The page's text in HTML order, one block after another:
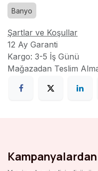
Banyo
Şartlar ve Koşullar
12 Ay Garanti
Kargo: 3-5 İş Günü
Mağazadan Teslim